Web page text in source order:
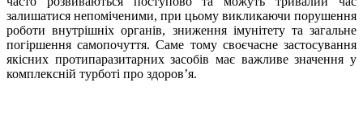
залишатися непоміченими, при цьому викликаючи порушення
роботи внутрішніх органів, зниження імунітету та загальне
погіршення самопочуття. Саме тому своєчасне застосування
якісних протипаразитарних засобів має важливе значення у
комплексній турботі про здоров’я.